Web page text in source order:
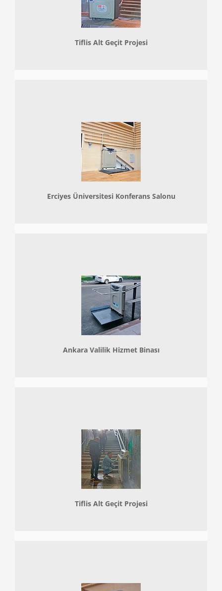
Tiflis Alt Geçit Projesi
Erciyes Üniversitesi Konferans Salonu
Ankara Valilik Hizmet Binası
Tiflis Alt Geçit Projesi